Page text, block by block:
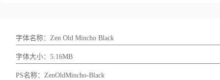
字体名称：Zen Old Mincho Black
字体大小：5.16MB
PS名称：ZenOldMincho-Black